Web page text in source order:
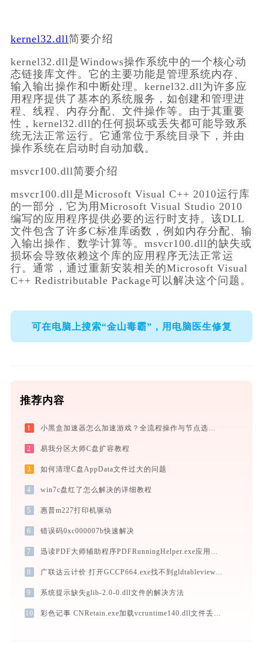
kernel32.dll简要介绍
kernel32.dll是Windows操作系统中的一个核心动
态链接库文件。它的主要功能是管理系统内存、
输入输出操作和中断处理。kernel32.dll为许多应
用程序提供了基本的系统服务，如创建和管理进
程、线程、内存分配、文件操作等。由于其重要
性，kernel32.dll的任何损坏或丢失都可能导致系
统无法正常运行。它通常位于系统目录下，并由
操作系统在启动时自动加载。
msvcr100.dll简要介绍
msvcr100.dll是Microsoft Visual C++ 2010运行库
的一部分，它为用Microsoft Visual Studio 2010
编写的应用程序提供必要的运行时支持。该DLL
文件包含了许多C标准库函数，例如内存分配、输
入输出操作、数学计算等。msvcr100.dll的缺失或
损坏会导致依赖这个库的应用程序无法正常运
行。通常，通过重新安装相关的Microsoft Visual
C++ Redistributable Package可以解决这个问题。
可在电脑上搜索“金山毒霸”，用电脑医生修复
推荐内容
1 小黑盒加速器怎么加速游戏？全流程操作与节点选择指南
2 易我分区大师C盘扩容教程
3 如何清理C盘AppData文件过大的问题
4 win7c盘红了怎么解决的详细教程
5 惠普m227打印机驱动
6 错误码0xc000007b快速解决
7 迅读PDF大师辅助程序PDFRunningHelper.exe应用程序错误0xc0000017解决方法
8 广联达云计价 打开GCCP664.exe找不到gldtableview.dll怎么办
9 系统提示缺失glib-2.0-0.dll文件的解决方法
10 彩色记事 CNRetain.exe加载vcruntime140.dll文件丢失处理办法